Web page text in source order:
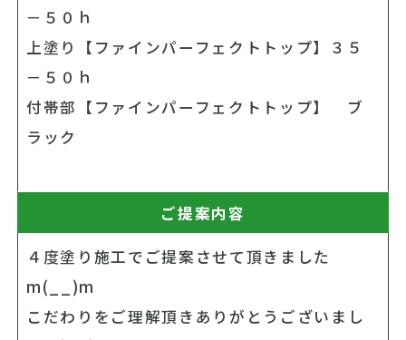
－５０ｈ
上塗り【ファインパーフェクトトップ】３５
－５０ｈ
付帯部【ファインパーフェクトトップ】 ブ
ラック
ご提案内容
４度塗り施工でご提案させて頂きました
m(__)m
こだわりをご理解頂きありがとうございまし